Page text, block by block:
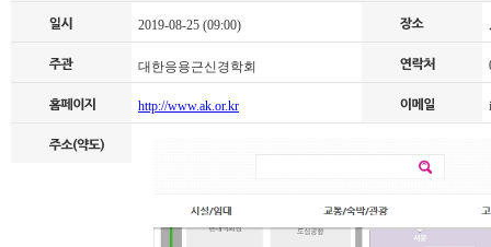
2019-08-25 (09:00)
대한응용근신경학회
http://www.ak.or.kr